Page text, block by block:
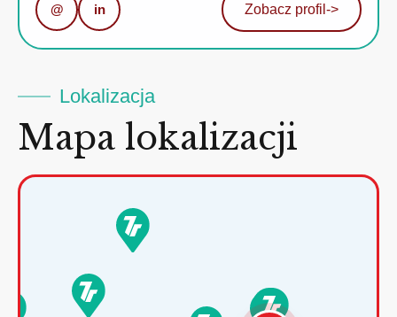
@ in Zobacz profil ->
Lokalizacja
Mapa lokalizacji